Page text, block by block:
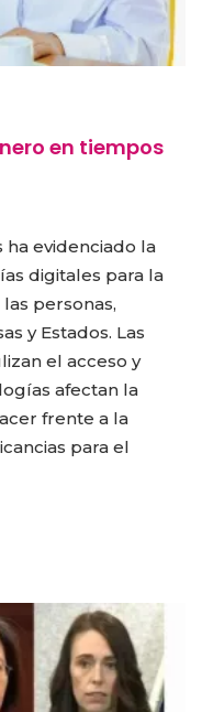
en tiempos
ha evidenciado la
digitales para la
personas,
y Estados. Las
el acceso y
afectan la
frente a la
para el